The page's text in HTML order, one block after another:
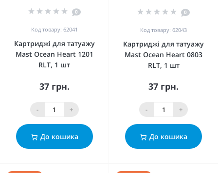
0
Код товару: 62041
Картриджі для татуажу
Mast Ocean Heart 1201
RLT, 1 шт
37 грн.
- +
До кошика
0
Код товару: 62043
Картриджі для татуажу
Mast Ocean Heart 0803
RLT, 1 шт
37 грн.
- +
До кошика